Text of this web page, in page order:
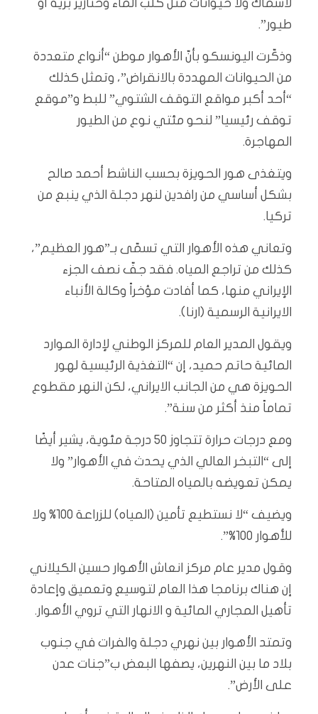
لأسماك ولا حيوانات مثل كلب الماء وخنازير برية أو
طيور”.
وذكّرت اليونسكو بأنّ الأهوار موطن “أنواع متعددة
من الحيوانات المهددة بالانقراض”، وتمثل كذلك
“أحد أكبر مواقع التوقف الشتوي” للبط و”موقع
توقف رئيسيا” لنحو مئتي نوع من الطيور
المهاجرة.
ويتغذى هور الحويزة بحسب الناشط أحمد صالح
بشكل أساسي من رافدين لنهر دجلة الذي ينبع من
تركيا.
وتعاني هذه الأهوار التي تسمّى بـ”هور العظيم”،
كذلك من تراجع المياه. فقد جفّ نصف الجزء
الإيراني منها، كما أفادت مؤخراً وكالة الأنباء
الايرانية الرسمية (ارنا).
ويقول المدير العام للمركز الوطني لإدارة الموارد
المائية حاتم حميد، إن “التغذية الرئيسية لهور
الحويزة هي من الجانب الايراني، لكن النهر مقطوع
تماماً منذ أكثر من سنة”.
ومع درجات حرارة تتجاوز 50 درجة مئوية، يشير أيضًا
إلى “التبخر العالي الذي يحدث في الأهوار” ولا
يمكن تعويضه بالمياه المتاحة.
ويضيف “لا نستطيع تأمين (المياه) للزراعة 100% ولا
للأهوار 100%”.
وقول مدير عام مركز انعاش الأهوار حسين الكيلاني
إن هناك برنامجا هذا العام لتوسيع وتعميق وإعادة
تأهيل المجاري المائية و الانهار التي تروي الأهوار.
وتمتد الأهوار بين نهري دجلة والفرات في جنوب
بلاد ما بين النهرين، يصفها البعض ب”جنات عدن
على الأرض”.